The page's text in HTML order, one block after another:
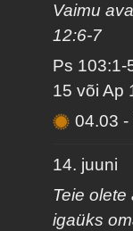
Vaimu
12:6-7
Ps 103:1-
15 või Ap
04.03-
14. juuni
Teie
igaüks